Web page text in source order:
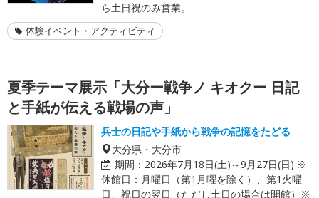
ら土日祝のみ営業。
体験イベント・アクティビティ
夏季テーマ展示「大分ー戦争ノ キオクー 日記
と手紙が伝える戦場の声」
兵士の日記や手紙から戦争の記憶をたどる
大分県・大分市
期間： 2026年7月18日(土)～9月27日(日) ※
休館日：月曜日（第1月曜を除く）、第1火曜
日、祝日の翌日（ただし土日の場合は開館）※